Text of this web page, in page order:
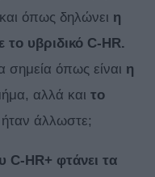
όπως δηλώνει η
το υβριδικό C-HR.
όπως είναι η
αλλά και το
ήταν άλλωστε;
C-HR+ φτάνει τα